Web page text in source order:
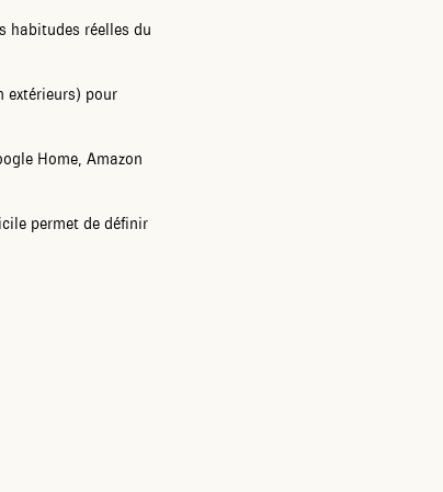
habitudes réelles du
extérieurs) pour
Home, Amazon
permet de définir